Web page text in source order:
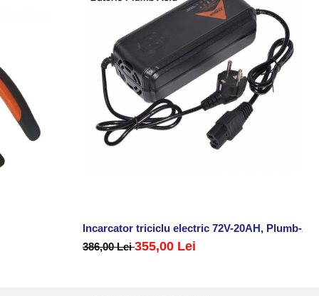
Incarcator triciclu electric 72V-20AH, Plumb-
386,00 Lei355,00 Lei